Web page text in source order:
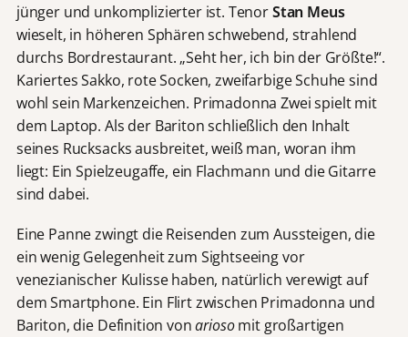
jünger und unkomplizierter ist. TenorStan Meus
wieselt, in höheren Sphären schwebend, strahlend
durchs Bordrestaurant. „Seht her, ich bin der Größte!“.
Kariertes Sakko, rote Socken, zweifarbige Schuhe sind
wohl sein Markenzeichen. Primadonna Zwei spielt mit
dem Laptop. Als der Bariton schließlich den Inhalt
seines Rucksacks ausbreitet, weiß man, woran ihm
liegt: Ein Spielzeugaffe, ein Flachmann und die Gitarre
sind dabei.
Eine Panne zwingt die Reisenden zum Aussteigen, die
ein wenig Gelegenheit zum Sightseeing vor
venezianischer Kulisse haben, natürlich verewigt auf
dem Smartphone. Ein Flirt zwischen Primadonna und
Bariton, die Definition vonariosomit großartigen